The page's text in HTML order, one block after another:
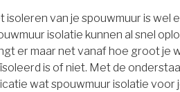
isoleren van je spouwmuur is wel
isolatie kunnen al snel
er maar net vanaf hoe groot je
is of niet. Met de
wat spouwmuur isolatie